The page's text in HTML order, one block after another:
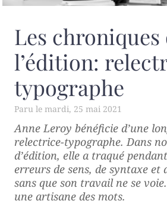
Les chroniques
l’édition:
typographe
mardi, 25 mai 2021
Anne Leroy bénéficie d’une
relectrice-typographe. Dans
d’édition, elle a traqué
erreurs de sens, de syntaxe et
sans que son travail ne se
une artisane des mots.